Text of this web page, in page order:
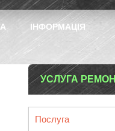
ІНФОРМАЦІЯ
УСЛУГА
Послуга